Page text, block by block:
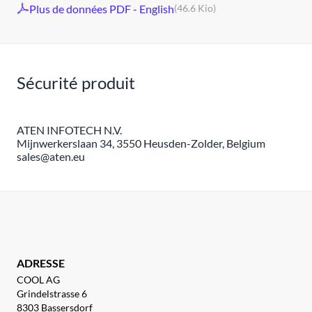
Plus de données PDF - English(46.6 Kio)
Sécurité produit
ATEN INFOTECH N.V.
Mijnwerkerslaan 34, 3550 Heusden-Zolder, Belgium
sales@aten.eu
ADRESSE
COOL AG
Grindelstrasse 6
8303 Bassersdorf